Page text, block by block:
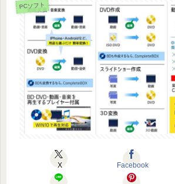
PCソフト
X Facebook